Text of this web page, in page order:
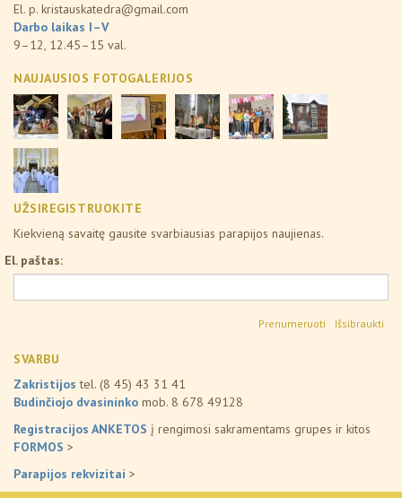
El. p. kristauskatedra@gmail.com
Darbo laikas I–V
9–12, 12.45–15 val.
NAUJAUSIOS FOTOGALERIJOS
UŽSIREGISTRUOKITE
Kiekvieną savaitę gausite svarbiausias parapijos naujienas.
El. paštas:
Išsibraukti
SVARBU
Zakristijos tel. (8 45) 43 31 41
Budinčiojo dvasininko mob. 8 678 49128
Registracijos ANKETOS į rengimosi sakramentams grupes ir kitos
FORMOS >
Parapijos rekvizitai >